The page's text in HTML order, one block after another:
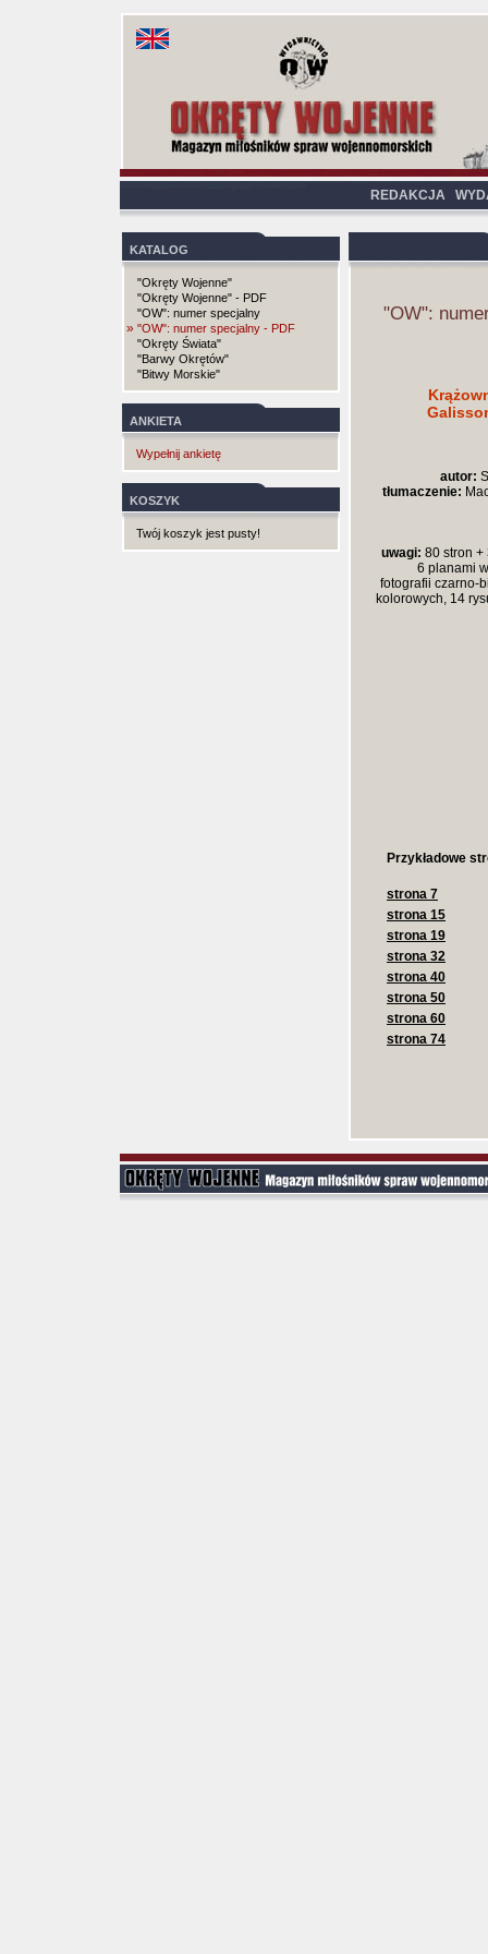
REDAKCJA
KATALOG
"Okręty Wojenne"
"Okręty Wojenne" - PDF
"OW": numer specjalny
» "OW": numer specjalny - PDF
"Okręty Świata"
"Barwy Okrętów"
"Bitwy Morskie"
ANKIETA
Wypełnij ankietę
KOSZYK
Twój koszyk jest pusty!
"OW":
autor:
tłumaczenie:
uwagi: 80 stron +
6 planami
fotografii czarno-
kolorowych, 14
Przykładowe
strona 7
strona 15
strona 19
strona 32
strona 40
strona 50
strona 60
strona 74